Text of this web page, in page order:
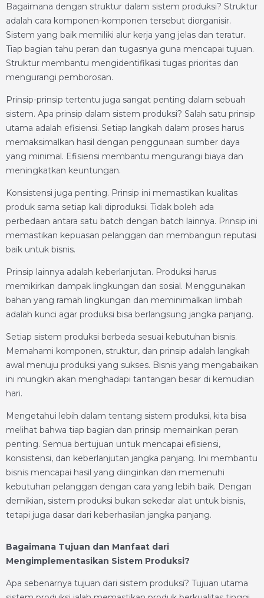
Bagaimana dengan struktur dalam sistem produksi? Struktur
adalah cara komponen-komponen tersebut diorganisir.
Sistem yang baik memiliki alur kerja yang jelas dan teratur.
Tiap bagian tahu peran dan tugasnya guna mencapai tujuan.
Struktur membantu mengidentifikasi tugas prioritas dan
mengurangi pemborosan.
Prinsip-prinsip tertentu juga sangat penting dalam sebuah
sistem. Apa prinsip dalam sistem produksi? Salah satu prinsip
utama adalah efisiensi. Setiap langkah dalam proses harus
memaksimalkan hasil dengan penggunaan sumber daya
yang minimal. Efisiensi membantu mengurangi biaya dan
meningkatkan keuntungan.
Konsistensi juga penting. Prinsip ini memastikan kualitas
produk sama setiap kali diproduksi. Tidak boleh ada
perbedaan antara satu batch dengan batch lainnya. Prinsip ini
memastikan kepuasan pelanggan dan membangun reputasi
baik untuk bisnis.
Prinsip lainnya adalah keberlanjutan. Produksi harus
memikirkan dampak lingkungan dan sosial. Menggunakan
bahan yang ramah lingkungan dan meminimalkan limbah
adalah kunci agar produksi bisa berlangsung jangka panjang.
Setiap sistem produksi berbeda sesuai kebutuhan bisnis.
Memahami komponen, struktur, dan prinsip adalah langkah
awal menuju produksi yang sukses. Bisnis yang mengabaikan
ini mungkin akan menghadapi tantangan besar di kemudian
hari.
Mengetahui lebih dalam tentang sistem produksi, kita bisa
melihat bahwa tiap bagian dan prinsip memainkan peran
penting. Semua bertujuan untuk mencapai efisiensi,
konsistensi, dan keberlanjutan jangka panjang. Ini membantu
bisnis mencapai hasil yang diinginkan dan memenuhi
kebutuhan pelanggan dengan cara yang lebih baik. Dengan
demikian, sistem produksi bukan sekedar alat untuk bisnis,
tetapi juga dasar dari keberhasilan jangka panjang.
Bagaimana Tujuan dan Manfaat dari
Mengimplementasikan Sistem Produksi?
Apa sebenarnya tujuan dari sistem produksi? Tujuan utama